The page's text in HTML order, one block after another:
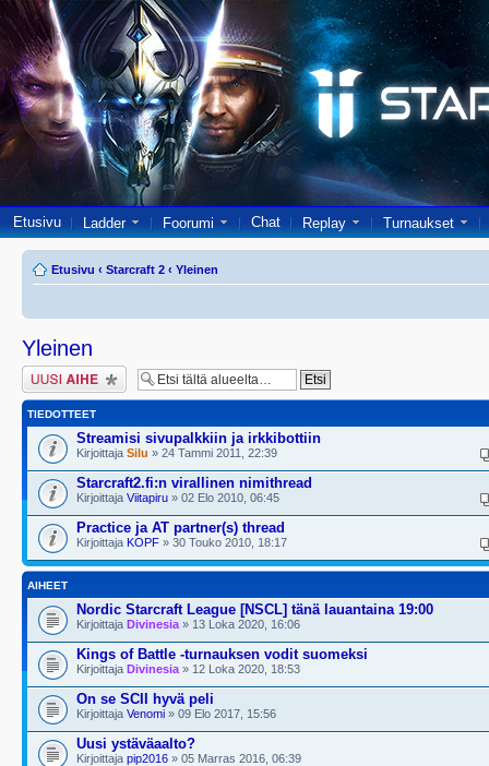
Etusivu Ladder Foorumi Chat Replay Turnaukset
Etusivu ‹ Starcraft 2 ‹ Yleinen
Yleinen
Lähetä uusi viesti
TIEDOTTEET
Streamisi sivupalkkiin ja irkkibottiin
Kirjoittaja Silu » 24 Tammi 2011, 22:39
Starcraft2.fi:n virallinen nimithread
Kirjoittaja Viitapiru » 02 Elo 2010, 06:45
Practice ja AT partner(s) thread
Kirjoittaja KOPF » 30 Touko 2010, 18:17
AIHEET
Nordic Starcraft League [NSCL] tänä lauantaina 19:00
Kirjoittaja Divinesia » 13 Loka 2020, 16:06
Kings of Battle -turnauksen vodit suomeksi
Kirjoittaja Divinesia » 12 Loka 2020, 18:53
On se SCII hyvä peli
Kirjoittaja Venomi » 09 Elo 2017, 15:56
Uusi ystäväaalto?
Kirjoittaja pip2016 » 05 Marras 2016, 06:39